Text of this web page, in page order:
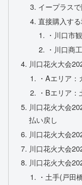
イープラス
直接購入す
・川口市
・川口商
川口花火大会
・Aエリア
・Bエリア
川口花火大会
払い戻し
川口花火大会
川口花火大会
川口花火大会
・土手(戸田